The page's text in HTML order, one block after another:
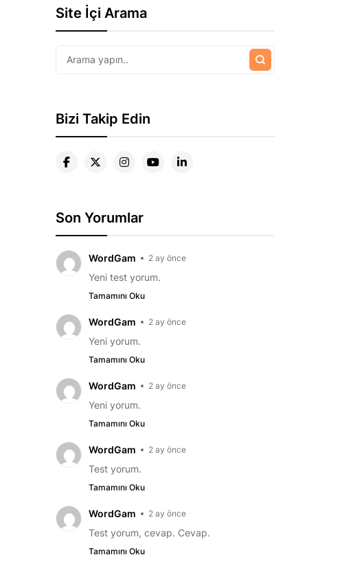
Site İçi Arama
Bizi Takip Edin
Son Yorumlar
WordGam 2 ay önce
Yeni test yorum.
Tamamını Oku
WordGam 2 ay önce
Yeni yorum.
Tamamını Oku
WordGam 2 ay önce
Yeni yorum.
Tamamını Oku
WordGam 2 ay önce
Test yorum.
Tamamını Oku
WordGam 2 ay önce
Test yorum, cevap. Cevap.
Tamamını Oku